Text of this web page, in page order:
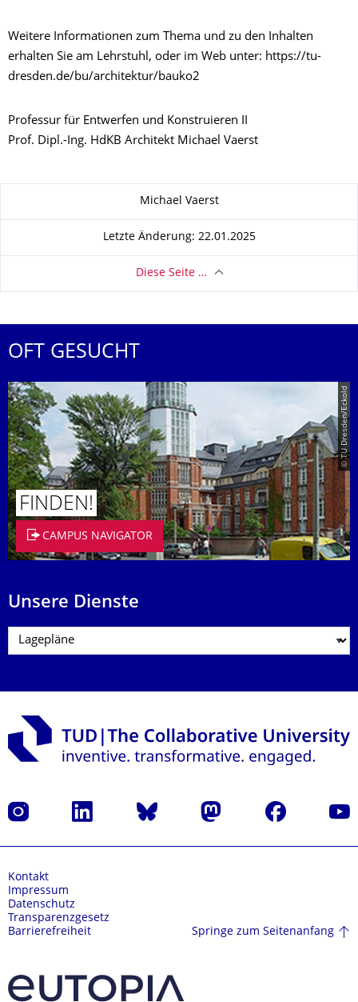
Weitere Informationen zum Thema und zu den Inhalten
erhalten Sie am Lehrstuhl, oder im Web unter: https://tu-
dresden.de/bu/architektur/bauko2
Professur für Entwerfen und Konstruieren II
Prof. Dipl.-Ing. HdKB Architekt Michael Vaerst
Michael Vaerst
Letzte Änderung: 22.01.2025
Diese Seite …
OFT GESUCHT
© TU Dresden/Eckold
FINDEN!
CAMPUS NAVIGATOR
Unsere Dienste
Instagram LinkedIn Bluesky Mastodon Facebook
Kontakt
Impressum
Datenschutz
Transparenzgesetz
Barrierefreiheit
Springe zum Seitenanfang